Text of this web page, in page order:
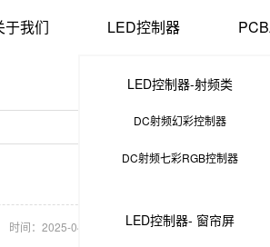
于我们 LED控制器
LED控制器-射频类
DC射频幻彩控制器
DC射频七彩RGB控制器
LED控制器- 窗帘屏
时间：2025-04-16 11:42:02 来源：PCBA